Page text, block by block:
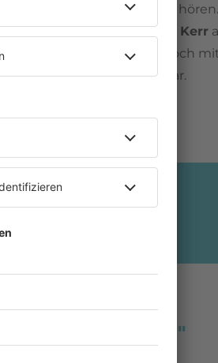
Pretenders
zu
Namen alsChristine Kerr
diesem Zeitpunkt noch
Mindsverheiratet war.
Or Without You"